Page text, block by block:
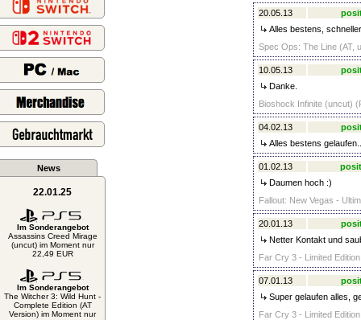
News
22.01.25
Im Sonderangebot
Assassins Creed Mirage
(uncut) im Moment nur
22,49 EUR
Im Sonderangebot
The Witcher 3: Wild Hunt -
Complete Edition (AT
Version) im Moment nur
20.05.13
Alles bestens,
Spec Ops: The Line (AT,
10.05.13
Danke.
Bioshock Infinite (uncut)
04.02.13
Alles bestens
01.02.13
Daumen hoch :)
Fallout: New Vegas -
20.01.13
Netter Kontakt und
Far Cry 3 - Limited
07.01.13
Super gelaufen alles,
Far Cry 3 - Limited